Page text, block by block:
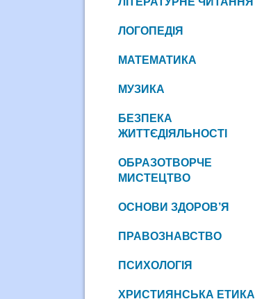
ЛОГОПЕДІЯ
МАТЕМАТИКА
МУЗИКА
БЕЗПЕКА
ЖИТТЄДІЯЛЬНОСТІ
ОБРАЗОТВОРЧЕ
МИСТЕЦТВО
ОСНОВИ ЗДОРОВ’Я
ПРАВОЗНАВСТВО
ПСИХОЛОГІЯ
ХРИСТИЯНСЬКА ЕТИКА